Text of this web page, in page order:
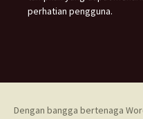
perhatian pengguna.
Dengan bangga bertenaga